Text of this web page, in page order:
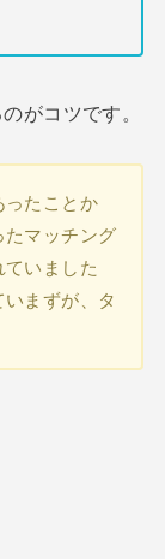
がコツです。
ったことか
たマッチング
いました
いまずが、タ